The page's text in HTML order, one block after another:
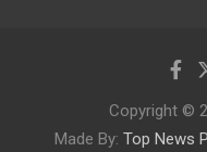
Copyright ©
Made By: Top News